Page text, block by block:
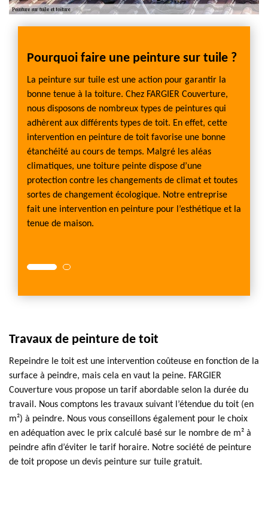
Pourquoi faire une peinture sur tuile ?
La peinture sur tuile est une action pour garantir la
bonne tenue à la toiture. Chez FARGIER Couverture,
nous disposons de nombreux types de peintures qui
adhèrent aux différents types de toit. En effet, cette
intervention en peinture de toit favorise une bonne
étanchéité au cours de temps. Malgré les aléas
climatiques, une toiture peinte dispose d’une
protection contre les changements de climat et toutes
sortes de changement écologique. Notre entreprise
fait une intervention en peinture pour l’esthétique et la
tenue de maison.
Travaux de peinture de toit
Repeindre le toit est une intervention coûteuse en fonction de la
surface à peindre, mais cela en vaut la peine. FARGIER
Couverture vous propose un tarif abordable selon la durée du
travail. Nous comptons les travaux suivant l’étendue du toit (en
m²) à peindre. Nous vous conseillons également pour le choix
en adéquation avec le prix calculé basé sur le nombre de m² à
peindre afin d’éviter le tarif horaire. Notre société de peinture
de toit propose un devis peinture sur tuile gratuit.